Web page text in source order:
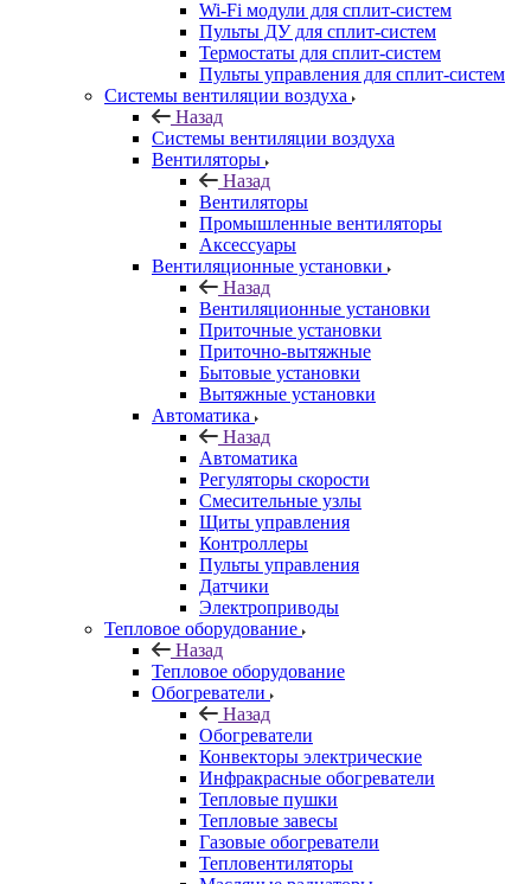
Wi-Fi модули для сплит-систем
Пульты ДУ для сплит-систем
Термостаты для сплит-систем
Пульты управления для сплит-систем
Системы вентиляции воздуха
Назад
Системы вентиляции воздуха
Вентиляторы
Назад
Вентиляторы
Промышленные вентиляторы
Аксессуары
Вентиляционные установки
Назад
Вентиляционные установки
Приточные установки
Приточно-вытяжные
Бытовые установки
Вытяжные установки
Автоматика
Назад
Автоматика
Регуляторы скорости
Смесительные узлы
Щиты управления
Контроллеры
Пульты управления
Датчики
Электроприводы
Тепловое оборудование
Назад
Тепловое оборудование
Обогреватели
Назад
Обогреватели
Конвекторы электрические
Инфракрасные обогреватели
Тепловые пушки
Тепловые завесы
Газовые обогреватели
Тепловентиляторы